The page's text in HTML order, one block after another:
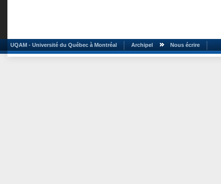
UQAM - Université du Québec à Montréal Archipel Nous écrire